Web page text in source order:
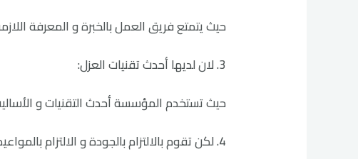
حيث يتمتع فريق العمل بالخبرة و المعرفة
3. لان لديها أحدث تقنيات العزل:
حيث تستخدم المؤسسة أحدث التقنيات و
4. لكن تقوم بالالتزام بالجودة و الالتزام بالمواعيد: